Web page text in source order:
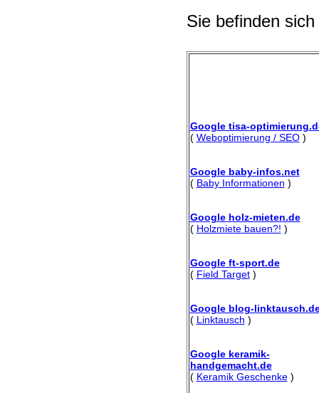
Sie befinden
Google tisa-
( Weboptimierung / SEO)
Google baby-infos.net
( Baby Informationen )
Google holz-mieten.de
( Holzmiete bauen?! )
Google ft-sport.de
( Field Target)
Google blog-
( Linktausch )
Google keramik-
handgemacht.de
( Keramik Geschenke)